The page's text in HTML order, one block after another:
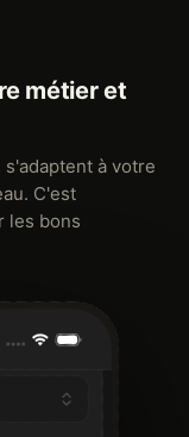
métier et
à votre
C'est
les bons